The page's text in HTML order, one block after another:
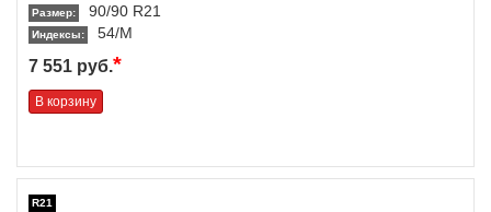
Размер: 90/90 R21
Индексы: 54/M
7 551 руб.*
В корзину
R21